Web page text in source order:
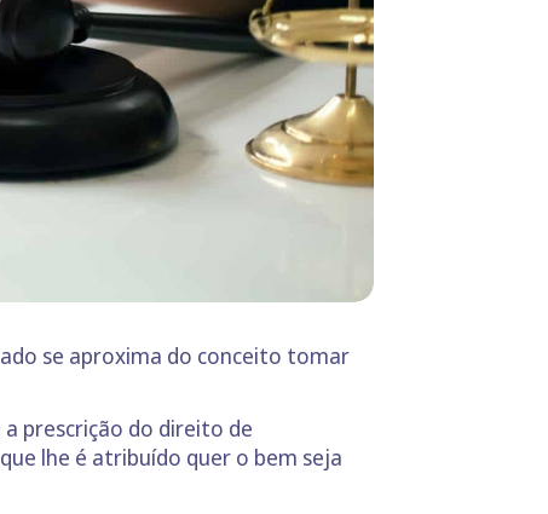
se aproxima do conceito tomar
prescrição do direito de
lhe é atribuído quer o bem seja